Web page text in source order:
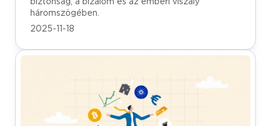
háromszögében.
2025-11-18